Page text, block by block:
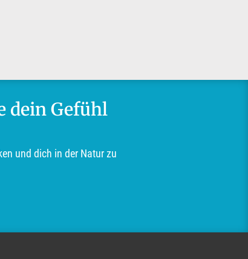
dein Gefühl
und dich in der Natur zu